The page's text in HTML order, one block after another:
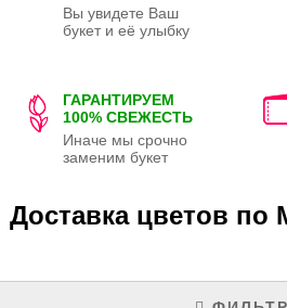
Вы увидете Ваш
букет и её улыбку
ГАРАНТИРУЕМ
100% СВЕЖЕСТЬ
Иначе мы срочно
заменим букет
Доставка цветов по